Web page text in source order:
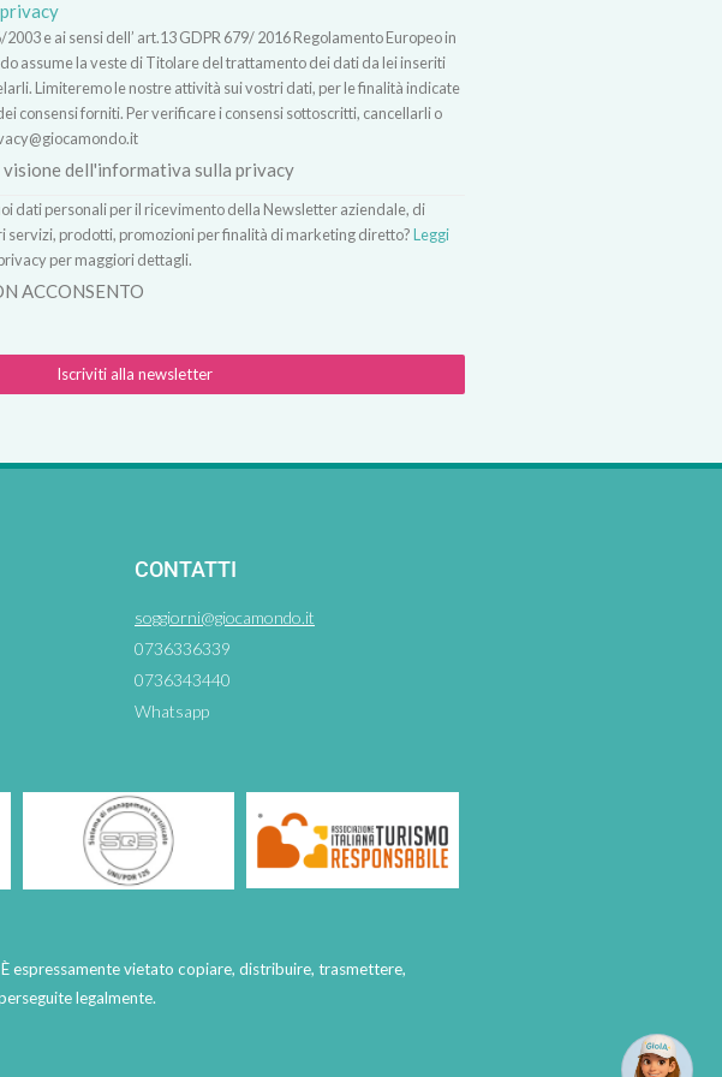
e ai sensi dell’ art.13 GDPR 679/ 2016 Regolamento Europeo in
assume la veste di Titolare del trattamento dei dati da lei inseriti
Limiteremo le nostre attività sui vostri dati, per le finalità indicate
consensi forniti. Per verificare i consensi sottoscritti, cancellarli o
dell'informativa sulla privacy
dati personali per il ricevimento della Newsletter aziendale, di
servizi, prodotti, promozioni per finalità di marketing diretto?Leggi
per maggiori dettagli.
ACCONSENTO
Iscriviti alla newsletter
CONTATTI
soggiorni@giocamondo.it
0736336339
0736343440
Whatsapp
espressamente vietato copiare, distribuire, trasmettere,
legalmente.